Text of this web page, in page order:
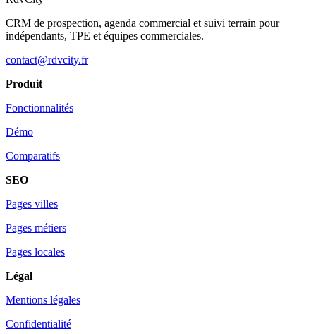
CRM de prospection, agenda commercial et suivi terrain pour
indépendants, TPE et équipes commerciales.
contact@rdvcity.fr
Produit
Fonctionnalités
Démo
Comparatifs
SEO
Pages villes
Pages métiers
Pages locales
Légal
Mentions légales
Confidentialité